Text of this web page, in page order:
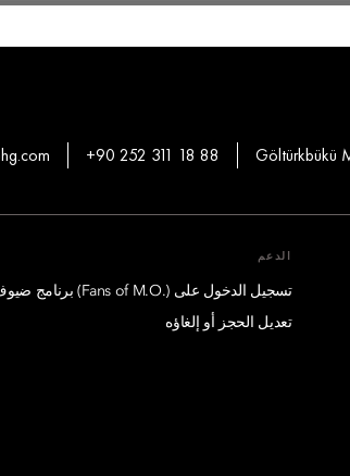
Göltürkbükü
+90 252 311 18 88
الدعم
تسجيل الدخول على (.Fans of M.O) برنامج ضيوف درجة الإمتياز
تعديل الحجز أو إلغاؤه